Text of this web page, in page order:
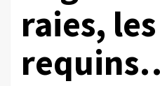
raies, les